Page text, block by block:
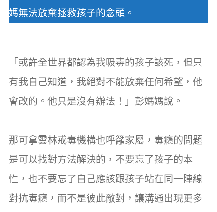
媽無法放棄拯救孩子的念頭。
「或許全世界都認為我吸毒的孩子該死，但只
有我自己知道，我絕對不能放棄任何希望，他
會改的。他只是沒有辦法！」彭媽媽說。
那可拿雲林戒毒機構也呼籲家屬，毒癮的問題
是可以找對方法解決的，不要忘了孩子的本
性，也不要忘了自己應該跟孩子站在同一陣線
對抗毒癮，而不是彼此敵對，讓溝通出現更多